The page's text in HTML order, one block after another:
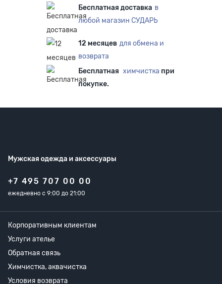
Бесплатная доставка в
любой магазин СУДАРЬ
12 месяцев для обмена и
возврата
Бесплатная химчистка при
покупке.
Мужская одежда и аксессуары
+7 495 707 00 00
ежедневно с 9:00 до 21:00
Корпоративным клиентам
Услуги ателье
Обратная связь
Химчистка, аквачистка
Условия возврата